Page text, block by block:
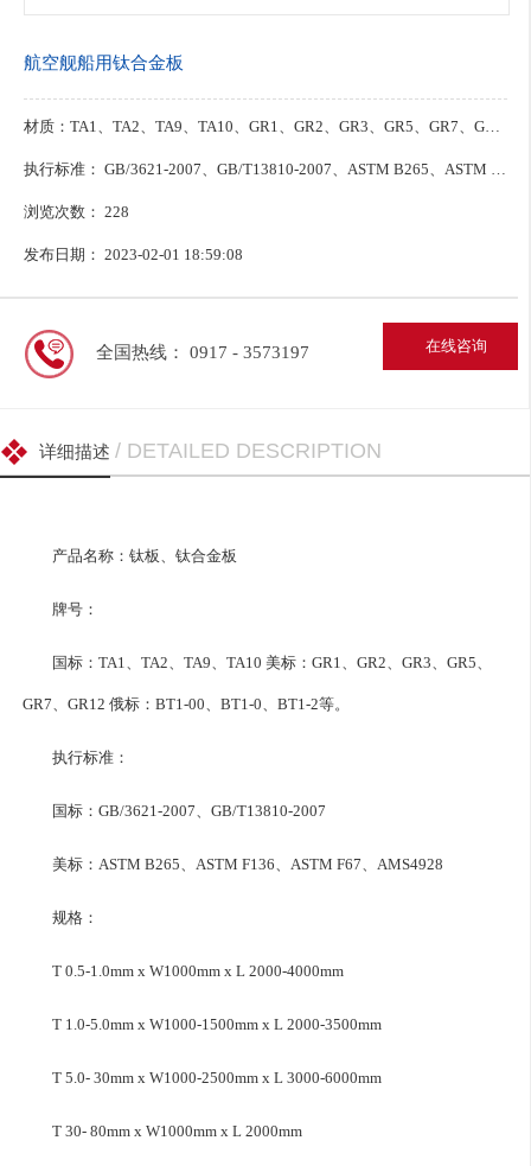
航空舰船用钛合金板
材质：TA1、TA2、TA9、TA10、GR1、GR2、GR3、GR5、GR7、GR12 、BT1-00、BT1-0、BT1-2
执行标准： GB/3621-2007、GB/T13810-2007、ASTM B265、ASTM F136、ASTM F67、AMS4928
浏览次数： 228
发布日期： 2023-02-01 18:59:08
在线咨询
全国热线： 0917 - 3573197
详细描述 / DETAILED DESCRIPTION
产品名称：钛板、钛合金板
牌号：
国标：TA1、TA2、TA9、TA10 美标：GR1、GR2、GR3、GR5、
GR7、GR12 俄标：BT1-00、BT1-0、BT1-2等。
执行标准：
国标：GB/3621-2007、GB/T13810-2007
美标：ASTM B265、ASTM F136、ASTM F67、AMS4928
规格：
T 0.5-1.0mm x W1000mm x L 2000-4000mm
T 1.0-5.0mm x W1000-1500mm x L 2000-3500mm
T 5.0- 30mm x W1000-2500mm x L 3000-6000mm
T 30- 80mm x W1000mm x L 2000mm